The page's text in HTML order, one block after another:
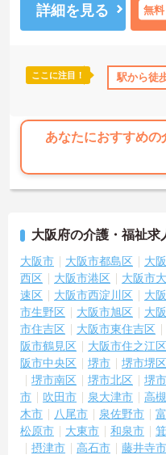
資格取得サポート 研修
◆無資格からでもプロフェッ
度」を完備しています。初任
◆法人独自の介護技術認定制
けたスキルを5段階でしっか
詳細を見る 無料
ここに注目！ 駅から徒
あなたにおすすめ
大阪府の介護・福祉求
大阪市 大阪市都島区 大
西区
大阪市港区 大阪市
速区
大阪市西淀川区 大
市生野区
大阪市旭区 大
市住吉区
大阪市東住吉区
阪市鶴見区
大阪市住之江区
阪市中央区
堺市 堺市堺区
堺市南区
堺市北区 堺
市
吹田市 泉大津市 高
木市
八尾市 泉佐野市
松原市
大東市 和泉市
摂津市
高石市 藤井寺市